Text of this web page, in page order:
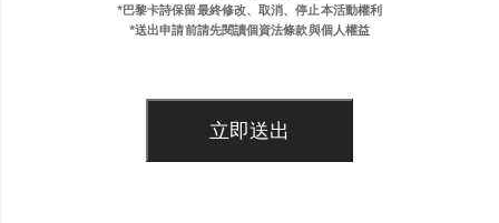
*巴黎卡詩保留最終修改、取消、停止本活動權利
*送出申請前請先閱讀個資法條款與個人權益